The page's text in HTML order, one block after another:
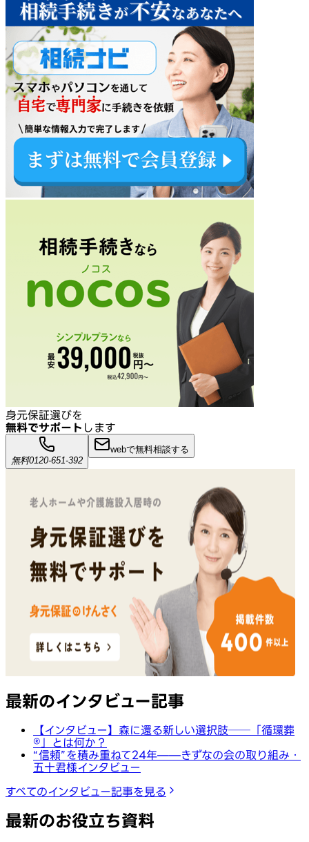
身元保証選びを
無料でサポート します
無料0120-651-392
webで無料相談する
最新のインタビュー記事
【インタビュー】森に還る新しい選択肢──「循環葬
®︎」とは何か？
“信頼”を積み重ねて24年——きずなの会の取り組み・
五十君様インタビュー
すべてのインタビュー記事を見る
最新のお役立ち資料